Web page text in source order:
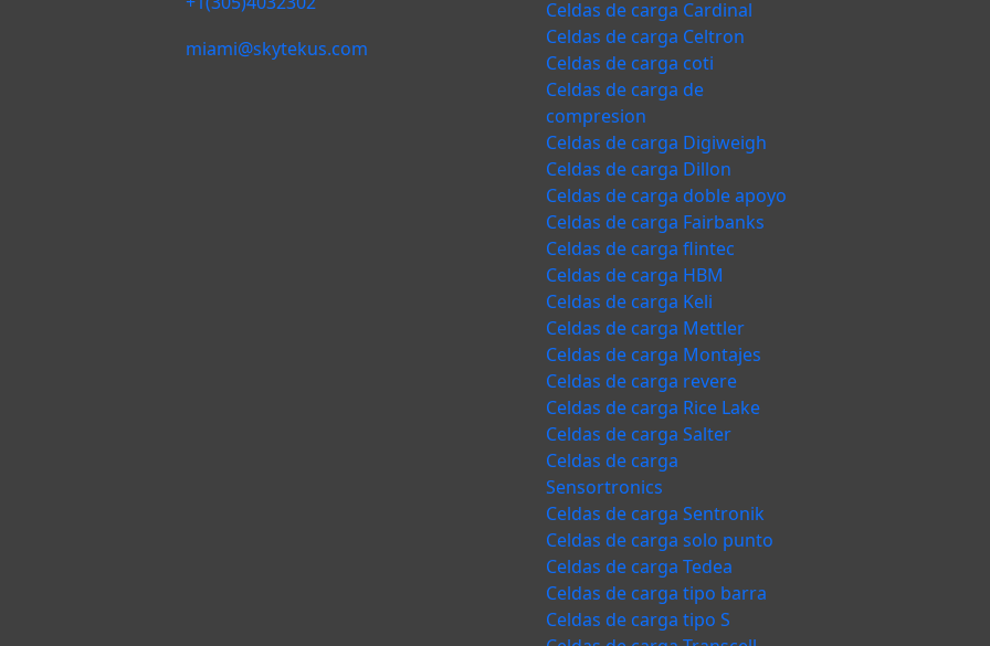
miami@skytekus.com
Celdas de carga Cardinal
Celdas de carga Celtron
Celdas de carga coti
Celdas de carga de
compresion
Celdas de carga Digiweigh
Celdas de carga Dillon
Celdas de carga doble apoyo
Celdas de carga Fairbanks
Celdas de carga flintec
Celdas de carga HBM
Celdas de carga Keli
Celdas de carga Mettler
Celdas de carga Montajes
Celdas de carga revere
Celdas de carga Rice Lake
Celdas de carga Salter
Celdas de carga
Sensortronics
Celdas de carga Sentronik
Celdas de carga solo punto
Celdas de carga Tedea
Celdas de carga tipo barra
Celdas de carga tipo S